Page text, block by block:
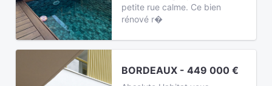
petite rue calme. Ce bien
rénové r�
BORDEAUX - 449 000 €